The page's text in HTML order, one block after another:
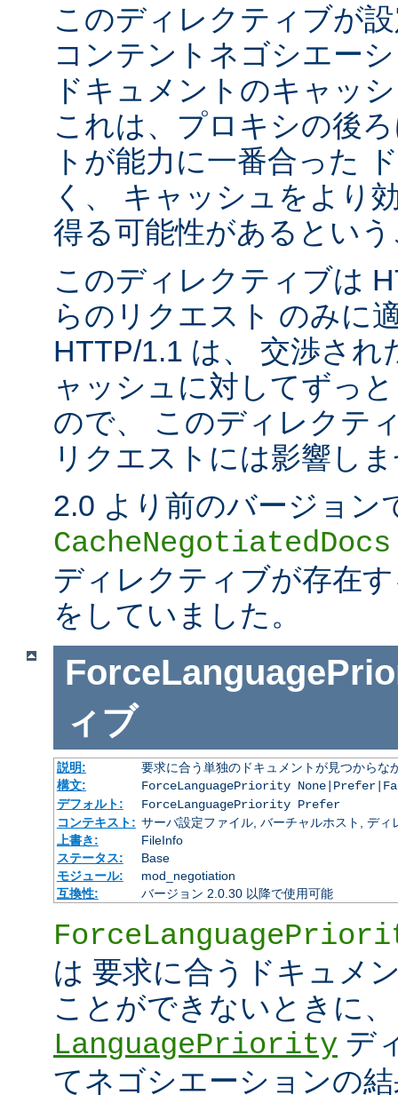
このディレクティブが
コンテントネゴシエー
ドキュメントのキャッ
これは、プロキシの後
トが能力に一番合った
く、 キャッシュをより
得る可能性があるとい
このディレクティブは
らのリクエスト のみに
HTTP/1.1 は、 交渉さ
ャッシュに対してずっ
ので、 このディレクテ
リクエストには影響し
2.0 より前のバージョン
CacheNegotiatedDocs
ディレクティブが存在
をしていました。
ィブ
説明:
要求に合う単独のドキュメントが見つからな
構文:
ForceLanguagePriority
デフォルト:
ForceLanguagePriority Prefer
コンテキスト: サーバ設定ファイル, バーチャルホスト, ディ
上書き:
FileInfo
ステータス:
Base
モジュール:
mod_negotiation
互換性:
バージョン 2.0.30 以降で使用可能
は 要求に合うドキュメ
ことができないときに、
LanguagePriority デ
てネゴシエーションの